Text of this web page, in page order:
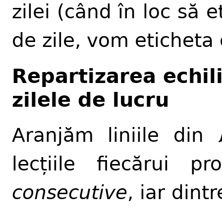
zilei (când în loc să
de zile, vom
Repartizarea
zilele de lucru
Aranjăm liniile din
lecțiile fiecărui
consecutive, iar